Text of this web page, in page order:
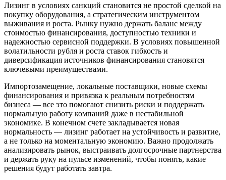
Лизинг в условиях санкций становится не простой сделкой на
покупку оборудования, а стратегическим инструментом
выживания и роста. Рынку нужно держать баланс между
стоимостью финансирования, доступностью техники и
надежностью сервисной поддержки. В условиях повышенной
волатильности рубля и роста ставок гибкость и
диверсификация источников финансирования становятся
ключевыми преимуществами.
Импортозамещение, локальные поставщики, новые схемы
финансирования и привязка к реальным потребностям
бизнеса — все это помогают снизить риски и поддержать
нормальную работу компаний даже в нестабильной
экономике. В конечном счете закладывается новая
нормальность — лизинг работает на устойчивость и развитие,
а не только на моментальную экономию. Важно продолжать
анализировать рынок, выстраивать долгосрочные партнерства
и держать руку на пульсе изменений, чтобы понять, какие
решения будут работать завтра.